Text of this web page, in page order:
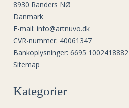
8930 Randers NØ
Danmark
E-mail: info@artnuvo.dk
CVR-nummer: 40061347
Bankoplysninger: 6695 1002418882
Sitemap
Kategorier